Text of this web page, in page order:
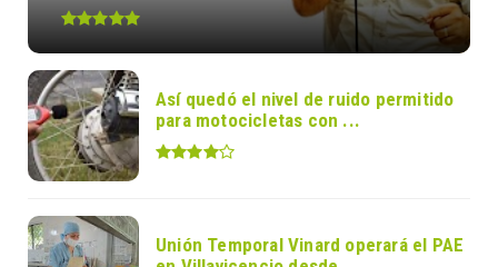
Así quedó el nivel de ruido permitido
para motocicletas con ...
Unión Temporal Vinard operará el PAE